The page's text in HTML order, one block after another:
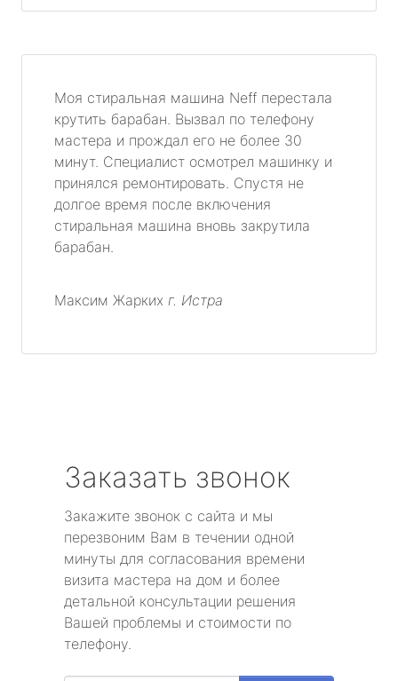
Моя стиральная машина Neff перестала
крутить барабан. Вызвал по телефону
мастера и прождал его не более 30
минут. Специалист осмотрел машинку и
принялся ремонтировать. Спустя не
долгое время после включения
стиральная машина вновь закрутила
барабан.
Максим Жарких г. Истра
Заказать звонок
Закажите звонок с сайта и мы
перезвоним Вам в течении одной
минуты для согласования времени
визита мастера на дом и более
детальной консультации решения
Вашей проблемы и стоимости по
телефону.